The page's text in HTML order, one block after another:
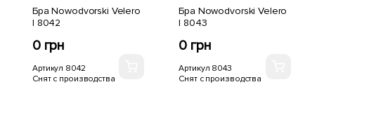
Бра Nowodvorski Velero
I 8042
0 грн
Артикул 8042
Снят с производства
Бра Nowodvorski Velero
I 8043
0 грн
Артикул 8043
Снят с производства